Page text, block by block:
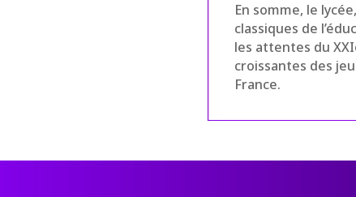
En somme, le
classiques de
les attentes du
croissantes des
France.